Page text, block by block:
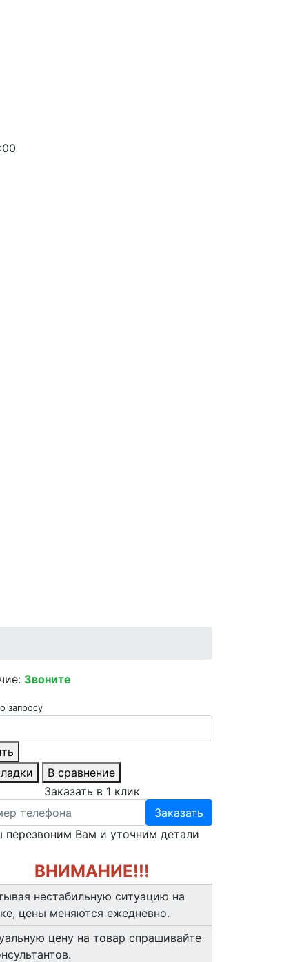
Звоните
запросу
В сравнение
Заказать в 1 клик
Заказать
Вам и уточним детали
ВНИМАНИЕ!!!
нестабильную ситуацию на
цены меняются ежедневно.
цену на товар спрашивайте